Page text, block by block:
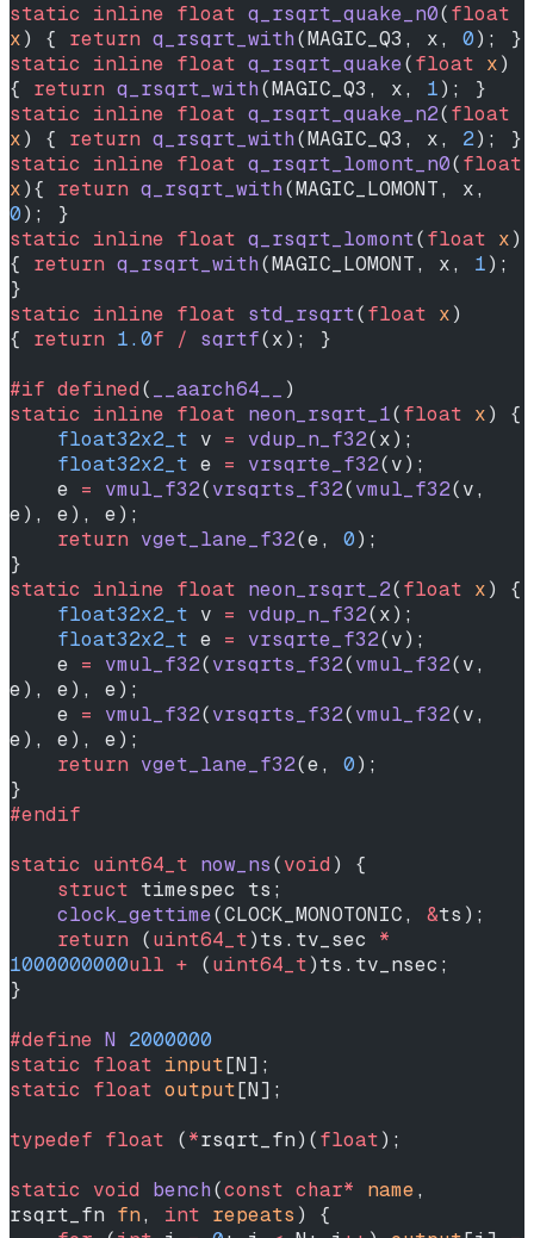
static inline float q_rsqrt_quake_n0(float
x) { return q_rsqrt_with(MAGIC_Q3, x, 0); }
static inline float q_rsqrt_quake(float x)
{ return q_rsqrt_with(MAGIC_Q3, x, 1); }
static inline float q_rsqrt_quake_n2(float
x) { return q_rsqrt_with(MAGIC_Q3, x, 2); }
static inline float q_rsqrt_lomont_n0(float
x){ return q_rsqrt_with
0); }
static inline float q_rsqrt_lomont(float x)
{ return q_rsqrt_with(MAGIC_LOMONT, x, 1);
}
static inline float std_rsqrt(float x)
{ return 1.0f / sqrtf(x); }
#if defined(__aarch64__ )
static inline float neon_rsqrt_1(float x) {
    float32x2_t
v = vdup_n_f32(x);
    float32x2_t
e = vrsqrte_f32(v);
    e
= vmul_f32(vrsqrts_f32(vmul_f32(v,
e), e), e);
    return
vget_lane_f32(e, 0);
}
static inline float neon_rsqrt_2(float x) {
    float32x2_t
v = vdup_n_f32(x);
    float32x2_t
e = vrsqrte_f32(v);
    e
= vmul_f32(vrsqrts_f32(vmul_f32(v,
e), e), e);
    e
= vmul_f32(vrsqrts_f32(vmul_f32(v,
e), e), e);
    return
vget_lane_f32(e, 0);
}
#endif
static uint64_t now_ns(void) {
    struct
timespec ts;
    clock_gettime
(CLOCK_MONOTONIC, &ts);
    return
(uint64_t)ts.tv_sec *
1000000000ull + (uint64_t)ts.tv_nsec;
}
#define N 2000000
static float input[N];
static float output[N];
typedef float (*rsqrt_fn)(float);
static void bench(const char* name,
rsqrt_fn fn, int repeats ) {